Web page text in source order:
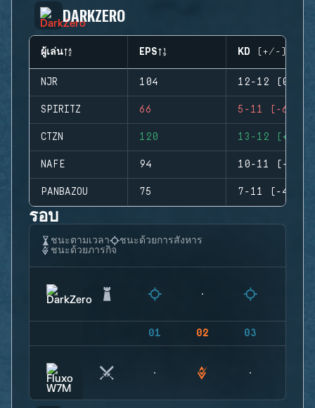
DARKZERO
ผู้เล่น EPS KD (+/-)
NJR 104 12-12 (0)
SPIRITZ 66 5-11 (-6)
CTZN 120 13-12 (+1)
NAFE 94 10-11 (-1)
PANBAZOU 75 7-11 (-4)
รอบ
ชนะตามเวลา
ชนะด้วยการสังหาร
ชนะด้วยภารกิจ
01 02 03